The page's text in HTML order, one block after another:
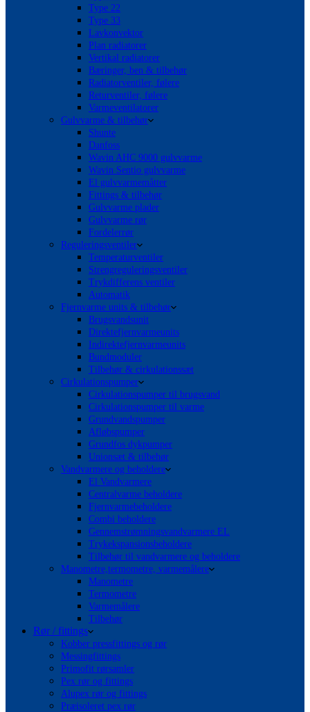
Type 22
Type 33
Lavkonvektor
Plan radiatorer
Vertikal radiatorer
Bæringer, ben & tilbehør
Radiatorventiler, følere
Returventiler, følere
Varmeventilatorer
Gulvvarme & tilbehør
Shunte
Danfoss
Wavin AHC 9000 gulvvarme
Wavin Sentio gulvvarme
El gulvvarmemåtter
Fittings & tilbehør
Gulvvarme plader
Gulvvarme rør
Fordelerrør
Reguleringsventiler
Temperaturventiler
Strengreguleringsventiler
Trykdifferens ventiler
Automatik
Fjernvarme units & tilbehør
Brugsvandsunit
Direktefjernvarmeunits
Indirektefjernvarmeunits
Bundmoduler
Tilbehør & cirkulationssæt
Cirkulationspumper
Cirkulationspumper til brugsvand
Cirkulationspumper til varme
Grundvandspumper
Afløbspumper
Grundfos dykpumper
Unionsæt & tilbehør
Vandvarmere og beholdere
El Vandvarmere
Centralvarme beholdere
Fjernvarmebeholdere
Combi beholdere
Gennemstrømningsvandvarmere EL
Trykekspansionsbeholdere
Tilbehør til vandvarmere og beholdere
Manometre,termometre, varmemålere
Manometre
Termometre
Varmemålere
Tilbehør
Rør / fittings
Kobber pressfittings og rør
Messingfittings
Primofit rørsamler
Pex rør og fittings
Alupex rør og fittings
Præisoleret pex rør